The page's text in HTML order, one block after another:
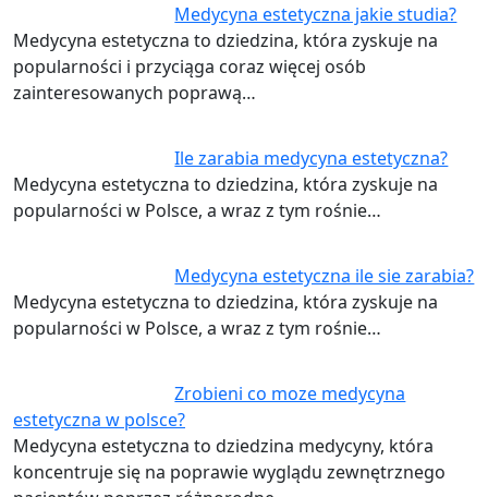
Medycyna estetyczna jakie studia?
Medycyna estetyczna to dziedzina, która zyskuje na
popularności i przyciąga coraz więcej osób
zainteresowanych poprawą…
Ile zarabia medycyna estetyczna?
Medycyna estetyczna to dziedzina, która zyskuje na
popularności w Polsce, a wraz z tym rośnie…
Medycyna estetyczna ile sie zarabia?
Medycyna estetyczna to dziedzina, która zyskuje na
popularności w Polsce, a wraz z tym rośnie…
Zrobieni co moze medycyna
estetyczna w polsce?
Medycyna estetyczna to dziedzina medycyny, która
koncentruje się na poprawie wyglądu zewnętrznego